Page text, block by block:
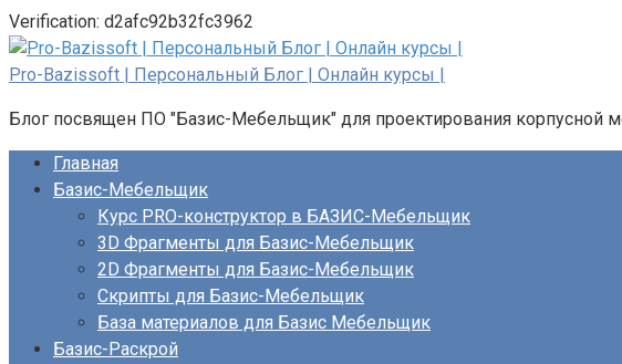
Verification: d2afc92b32fc3962
Перейти
к
Pro-Bazissoft | Персональный Блог | Онлайн курсы |
Блог посвящен ПО "Базис-Мебельщик" для проектирования корпусной
Главная
Базис-Мебельщик
Курс PRO-конструктор в БАЗИС-Мебельщик
3D Фрагменты для Базис-Мебельщик
2D Фрагменты для Базис-Мебельщик
Скрипты для Базис-Мебельщик
База материалов для Базис Мебельщик
Базис-Раскрой